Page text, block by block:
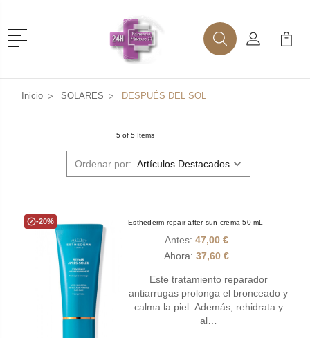
Menú
BuscarMi Cuenta
Mi
Inicio SOLARES DESPUÉS DEL SOL
5 of 5 Items
Ordenar por:
-20% Esthederm repair after sun crema 50 mL
Antes: 47,00 €
Ahora: 37,60 €
Este tratamiento reparador
antiarrugas prolonga el bronceado y
calma la piel. Además, rehidrata y
al…